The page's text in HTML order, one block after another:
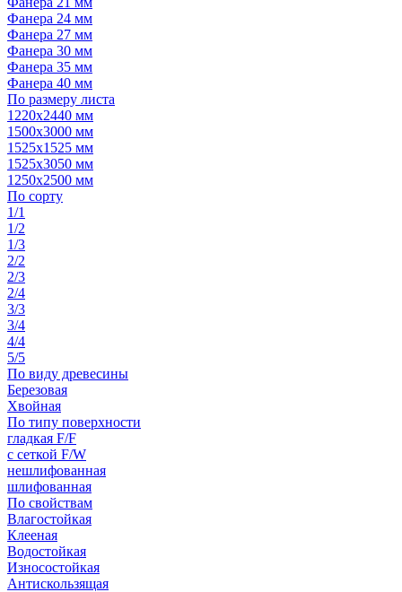
Фанера 24 мм
Фанера 27 мм
Фанера 30 мм
Фанера 35 мм
Фанера 40 мм
По размеру листа
1220х2440 мм
1500х3000 мм
1525x1525 мм
1525х3050 мм
1250х2500 мм
По сорту
1/1
1/2
1/3
2/2
2/3
2/4
3/3
3/4
4/4
5/5
По виду древесины
Березовая
Хвойная
По типу поверхности
гладкая F/F
с сеткой F/W
нешлифованная
шлифованная
По свойствам
Влагостойкая
Клееная
Водостойкая
Износостойкая
Антискользящая